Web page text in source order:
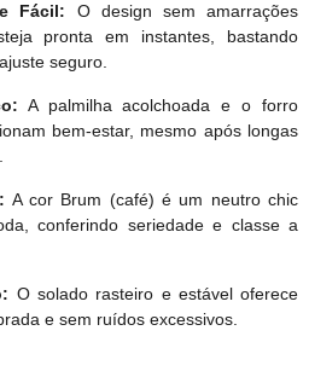
Fácil: O design sem amarrações
pronta em instantes, bastando
seguro.
A palmilha acolchoada e o forro
bem-estar, mesmo após longas
A cor Brum (café) é um neutro chic
conferindo seriedade e classe a
O solado rasteiro e estável oferece
e sem ruídos excessivos.